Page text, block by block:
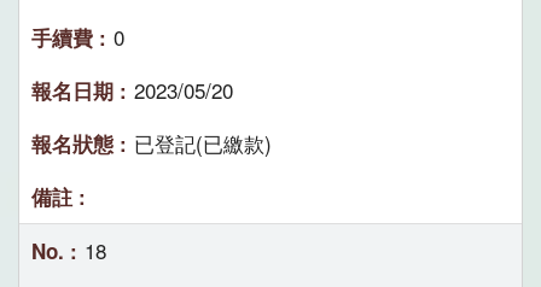
0
2023/05/20
已登記(已繳款)
18